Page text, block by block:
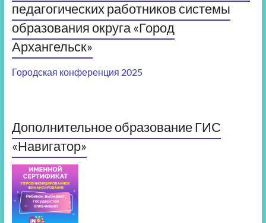
педагогических работников системы
образования округа «Город
Архангельск»
Городская конференция 2025
Дополнительное образование ГИС
«Навигатор»